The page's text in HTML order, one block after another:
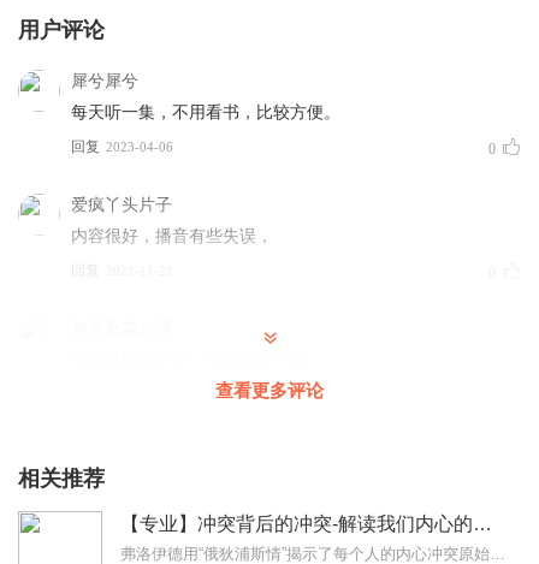
用户评论
犀兮犀兮
每天听一集，不用看书，比较方便。
回复 2023-04-06 0
爱疯丫头片子
内容很好，播音有些失误，
回复
查看更多评论
相关推荐
【专业】冲突背后的冲突-解读我们内心的俄狄浦斯三角
弗洛伊德用“俄狄浦斯情”揭示了每个人的内心冲突原始模型，“俄狄浦斯三角”是其概念精髓，诠释出童年期形成的内在冲突雏形及烙刻一生的核心关系模式。你人生的冲突脚本如...